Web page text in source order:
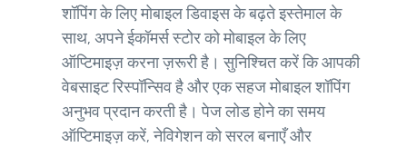
शॉपिंग के लिए मोबाइल डिवाइस के बढ़ते इस्तेमाल के
साथ, अपने ईकॉमर्स स्टोर को मोबाइल के लिए
ऑप्टिमाइज़ करना ज़रूरी है। सुनिश्चित करें कि आपकी
वेबसाइट रिस्पॉन्सिव है और एक सहज मोबाइल शॉपिंग
अनुभव प्रदान करती है। पेज लोड होने का समय
ऑप्टिमाइज़ करें, नेविगेशन को सरल बनाएँ और